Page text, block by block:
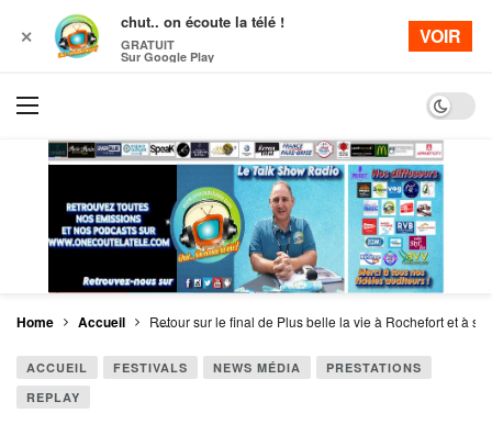
Dark
Home Accueil Retour sur le final de Plus belle la vie à Rochefort et à
ACCUEIL FESTIVALS NEWS MÉDIA
PRESTATIONS
REPLAY
✕
chut.. on écoute la télé !
GRATUIT
Sur Google Play
VOIR